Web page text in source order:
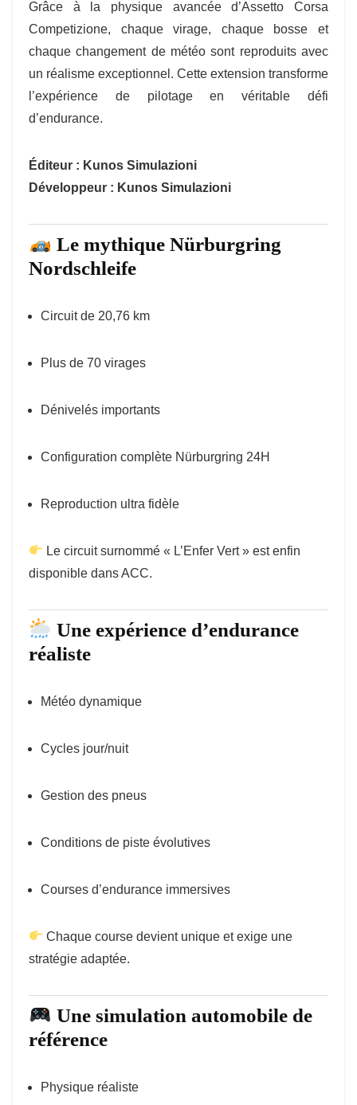
Grâce à la physique avancée d’Assetto Corsa
Competizione, chaque virage, chaque bosse et
chaque changement de météo sont reproduits avec
un réalisme exceptionnel. Cette extension transforme
l’expérience de pilotage en véritable défi
d’endurance.
Éditeur : Kunos Simulazioni
Développeur : Kunos Simulazioni
Le mythique Nürburgring
Nordschleife
Circuit de 20,76 km
Plus de 70 virages
Dénivelés importants
Configuration complète Nürburgring 24H
Reproduction ultra fidèle
Le circuit surnommé « L’Enfer Vert » est enfin
disponible dans ACC.
Une expérience d’endurance
réaliste
Météo dynamique
Cycles jour/nuit
Gestion des pneus
Conditions de piste évolutives
Courses d’endurance immersives
Chaque course devient unique et exige une
stratégie adaptée.
Une simulation automobile de
référence
Physique réaliste